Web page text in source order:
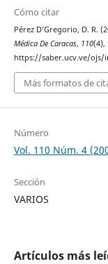
Cómo citar
Pérez D’Gregorio, D. R.
Médica De Caracas, 110(4),
https://saber.ucv.ve/ojs/
Más formatos de
Número
Vol. 110 Núm. 4
Sección
VARIOS
Artículos más